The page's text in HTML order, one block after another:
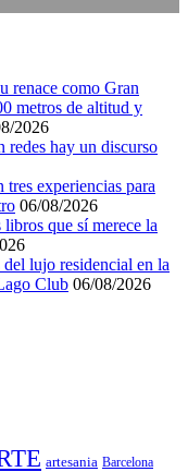
renace como Gran
metros de altitud y
2026
redes hay un discurso
experiencias para
06/08/2026
que sí merece la
lujo residencial en la
Club 06/08/2026
artesania Barcelona